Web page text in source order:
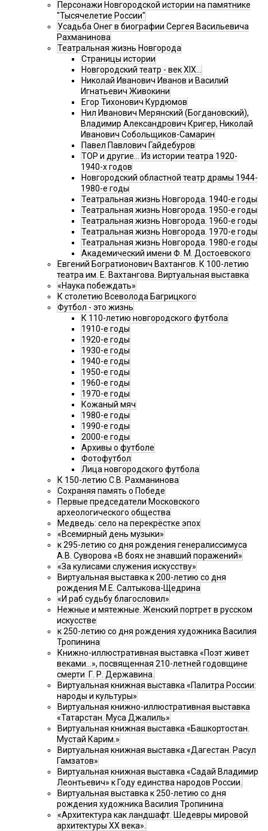
Персонажи Новгородской истории на памятнике
"Тысячелетие России"
Усадьба Онег в биографии Сергея Васильевича
Рахманинова
Театральная жизнь Новгорода
Страницы истории
Новгородский театр - век XIX…
Николай Иванович Иванов и Василий
Игнатьевич Живокини
Егор Тихонович Курдюмов
Нил Иванович Мерянский (Богдановский),
Владимир Александрович Кригер, Николай
Иванович Собольщиков-Самарин
Павел Павлович Гайдебуров
ТОР и другие… Из истории театра 1920-
1940-х годов
Новгородский областной театр драмы 1944-
1980-е годы
Театральная жизнь Новгорода. 1940-е годы
Театральная жизнь Новгорода. 1950-е годы
Театральная жизнь Новгорода. 1960-е годы
Театральная жизнь Новгорода. 1970-е годы
Театральная жизнь Новгорода. 1980-е годы
Академический имени Ф. М. Достоевского
Евгений Богратионович Вахтангов. К 100-летию
театра им. Е. Вахтангова. Виртуальная выставка
«Наука побеждать»
К столетию Всеволода Багрицкого
Футбол - это жизнь
К 110-летию новгородского футбола
1910-е годы
1920-е годы
1930-е годы
1940-е годы
1950-е годы
1960-е годы
1970-е годы
Кожаный мяч
1980-е годы
1990-е годы
2000-е годы
Архивы о футболе
Фотофутбол
Лица новгородского футбола
К 150-летию С.В. Рахманинова
Сохраняя память о Победе
Первые председатели Московского
археологического общества
Медведь: село на перекрёстке эпох
«Всемирный день музыки»
к 295-летию со дня рождения генералиссимуса
А.В. Суворова «В боях не знавший поражений»
«За кулисами служения искусству»
Виртуальная выставка к 200-летию со дня
рождения М.Е. Салтыкова-Щедрина
«И раб судьбу благословил»
Нежные и мятежные. Женский портрет в русском
искусстве
к 250-летию со дня рождения художника Василия
Тропинина
Книжно-иллюстративная выставка «Поэт живет
веками…», посвященная 210-летней годовщине
смерти Г. Р. Державина.
Виртуальная книжная выставка «Палитра России:
народы и культуры»
Виртуальная книжно-иллюстративная выставка
«Татарстан. Муса Джалиль»
Виртуальная книжная выставка «Башкортостан.
Мустай Карим.»
Виртуальная книжная выставка «Дагестан. Расул
Гамзатов»
Виртуальная книжная выставка «Садай Владимир
Леонтьевич» к Году единства народов России.
Виртуальная выставка к 250-летию со дня
рождения художника Василия Тропинина
«Архитектура как ландшафт. Шедевры мировой
архитектуры XX века».